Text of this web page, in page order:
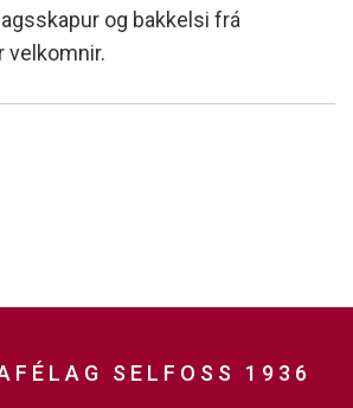
og bakkelsi frá
velkomnir.
SELFOSS 1936